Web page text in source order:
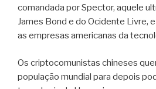
comandada por Spector, aquele
James Bond e do Ocidente Livre,
as empresas americanas da
Os criptocomunistas chineses
população mundial para depois